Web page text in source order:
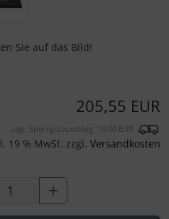
Sie auf das Bild!
205,55 EUR
zzgl. Sperrgutzuschlag: 10,00 EUR
19 % MwSt. zzgl. Versandkosten